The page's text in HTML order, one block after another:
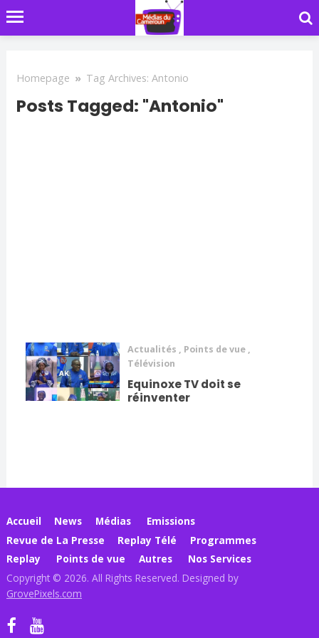
Homepage » Tag Archives: Antonio
Posts Tagged: "Antonio"
Actualités , Points de vue ,
Télévision
Equinoxe TV doit se
réinventer
Accueil News Médias
Emissions
Revue de La Presse
Replay Télé
Programmes
Replay
Points de vue Autres
Nos Services
Copyright © 2026. All Rights Reserved. Designed by
GrovePixels.com